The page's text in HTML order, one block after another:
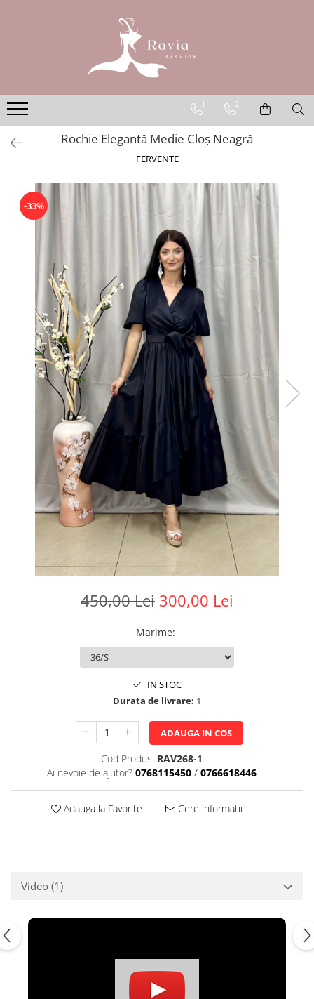
Rochii elegante lungi
Rochii elegante midi
Rochii elegante scurte
Rochii casual
Rochii de nuntă
Rochii de botez
Rochii elegante cu pene
Rochii mărimi mari
1 2
Rochie Elegantă Medie Cloș Neagră
FERVENTE
-33%
450,00 Lei 300,00 Lei
Marime:
IN STOC
Durata de livrare: 1
ADAUGA IN COS
Cod Produs: RAV268-1
Ai nevoie de ajutor? 0768115450 / 0766618446
Adauga la Favorite Cere informatii
Video (1)